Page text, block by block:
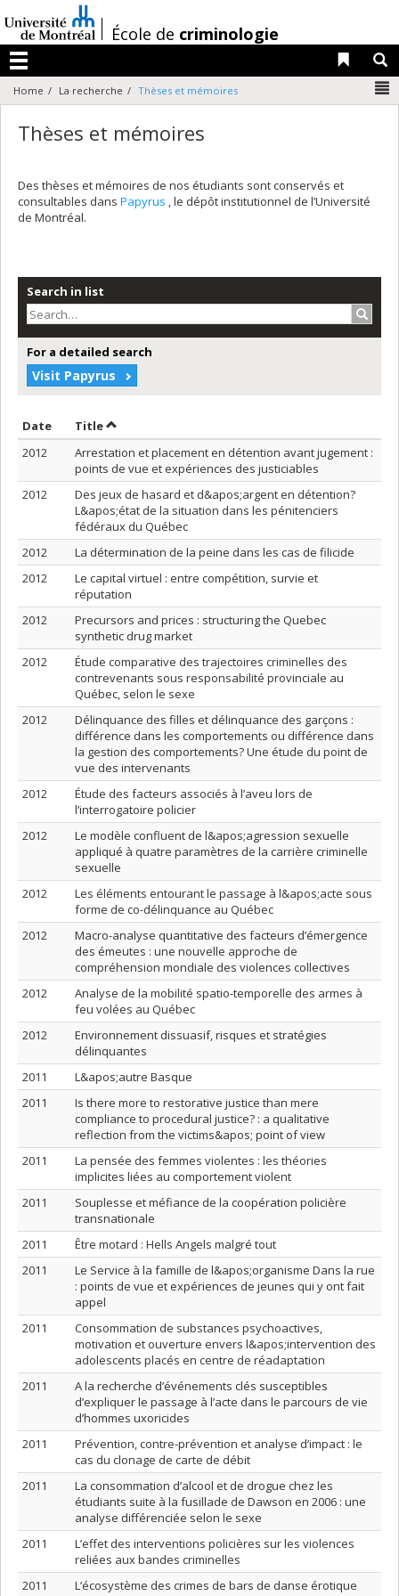
au
contenu
/École de criminologie
Menu
Liens
Home La recherche Thèses et mémoires
Thèses et mémoires
Des thèses et mémoires de nos étudiants sont conservés et
consultables dans Papyrus , le dépôt institutionnel de l’Université
de Montréal.
Search in list
For a detailed search
Visit Papyrus
Date Sort by date in ascending order
TitleSort by title in ascending order
2012
Arrestation et placement en détention avant jugement :
points de vue et expériences des justiciables
2012
Des jeux de hasard et d&apos;argent en détention?
L&apos;état de la situation dans les pénitenciers
fédéraux du Québec
2012
La détermination de la peine dans les cas de filicide
2012
Le capital virtuel : entre compétition, survie et
réputation
2012
Precursors and prices : structuring the Quebec
synthetic drug market
2012
Étude comparative des trajectoires criminelles des
contrevenants sous responsabilité provinciale au
Québec, selon le sexe
2012
Délinquance des filles et délinquance des garçons :
différence dans les comportements ou différence dans
la gestion des comportements? Une étude du point de
vue des intervenants
2012
Étude des facteurs associés à l’aveu lors de
l’interrogatoire policier
2012
Le modèle confluent de l&apos;agression sexuelle
appliqué à quatre paramètres de la carrière criminelle
sexuelle
2012
Les éléments entourant le passage à l&apos;acte sous
forme de co-délinquance au Québec
2012
Macro-analyse quantitative des facteurs d’émergence
des émeutes : une nouvelle approche de
compréhension mondiale des violences collectives
2012
Analyse de la mobilité spatio-temporelle des armes à
feu volées au Québec
2012
Environnement dissuasif, risques et stratégies
délinquantes
2011
L&apos;autre Basque
2011
Is there more to restorative justice than mere
compliance to procedural justice? : a qualitative
reflection from the victims&apos; point of view
2011
La pensée des femmes violentes : les théories
implicites liées au comportement violent
2011
Souplesse et méfiance de la coopération policière
transnationale
2011
Être motard : Hells Angels malgré tout
2011
Le Service à la famille de l&apos;organisme Dans la rue
: points de vue et expériences de jeunes qui y ont fait
appel
2011
Consommation de substances psychoactives,
motivation et ouverture envers l&apos;intervention des
adolescents placés en centre de réadaptation
2011
A la recherche d’événements clés susceptibles
d’expliquer le passage à l’acte dans le parcours de vie
d’hommes uxoricides
2011
Prévention, contre-prévention et analyse d’impact : le
cas du clonage de carte de débit
2011
La consommation d’alcool et de drogue chez les
étudiants suite à la fusillade de Dawson en 2006 : une
analyse différenciée selon le sexe
2011
L’effet des interventions policières sur les violences
reliées aux bandes criminelles
2011
L’écosystème des crimes de bars de danse érotique